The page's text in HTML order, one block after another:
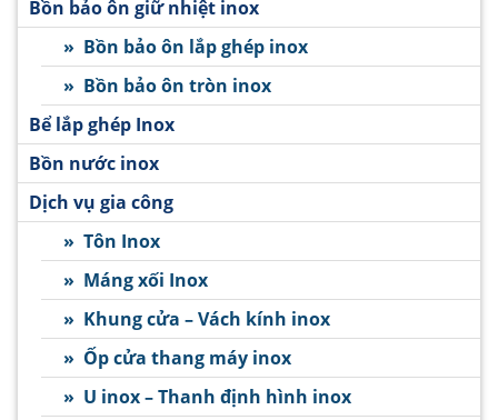
Bồn bảo ôn giữ nhiệt inox
» Bồn bảo ôn lắp ghép inox
» Bồn bảo ôn tròn inox
Bể lắp ghép Inox
Bồn nước inox
Dịch vụ gia công
» Tôn Inox
» Máng xối Inox
» Khung cửa – Vách kính inox
» Ốp cửa thang máy inox
» U inox – Thanh định hình inox